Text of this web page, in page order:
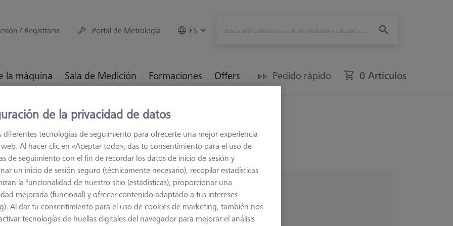
/ Registrarse Portal de Metrología ES
la máquina Sala de Medición Formaciones Offers Pedido rápido 0 Artículos
Extensiones de placa MT/VAST ZEISS REACH CFX® 3, M5 Pro
la longitud
de la privacidad de datos
diferentes tecnologías de seguimiento para ofrecerte una mejor experiencia
Al hacer clic en «Aceptar todo», das tu consentimiento para el uso de
de seguimiento con el fin de recordar los datos de inicio de sesión y
un inicio de sesión seguro (técnicamente necesario), recopilar estadísticas
la funcionalidad de nuestro sitio (estadísticas), proporcionar una
mejorada (funcional) y ofrecer contenido adaptado a tus intereses
Al dar tu consentimiento para el uso de cookies de marketing, también nos
tecnologías de huellas digitales del navegador para mejorar el análisis